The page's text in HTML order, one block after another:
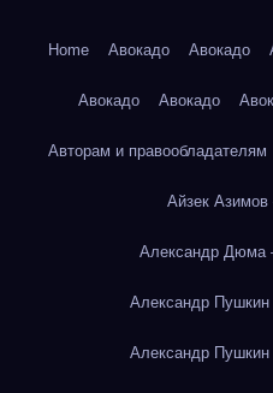
Home Авокадо Авокадо
Авокадо Авокадо
Авторам и правообладателям
Айзек
Александр Дюма
Александр
Александр